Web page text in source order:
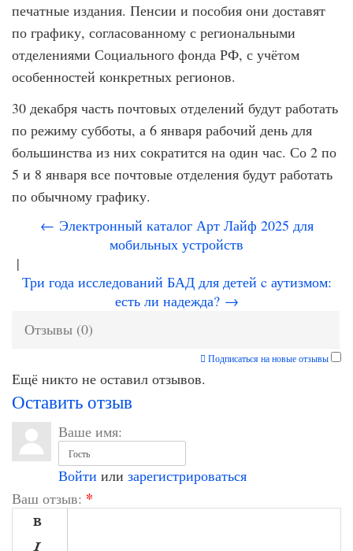
печатные издания. Пенсии и пособия они доставят
по графику, согласованному с региональными
отделениями Социального фонда РФ, с учётом
особенностей конкретных регионов.
30 декабря часть почтовых отделений будут работать
по режиму субботы, а 6 января рабочий день для
большинства из них сократится на один час. Со 2 по
5 и 8 января все почтовые отделения будут работать
по обычному графику.
← Электронный каталог Арт Лайф 2025 для
мобильных устройств
|
Три года исследований БАД для детей c аутизмом:
есть ли надежда? →
Отзывы (0)
Подписаться на новые отзывы
Ещё никто не оставил отзывов.
Оставить отзыв
Ваше имя:
Войти или зарегистрироваться
Ваш отзыв: *

